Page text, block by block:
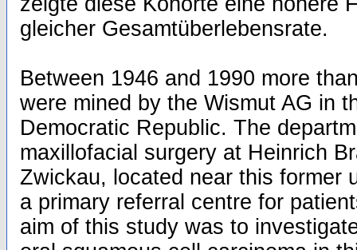
gleicher Gesamtüberlebensrate.
Between 1946 and 1990 more
were mined by the Wismut AG in
Democratic Republic. The
maxillofacial surgery at Heinrich
Zwickau, located near this former
a primary referral centre for
aim of this study was to